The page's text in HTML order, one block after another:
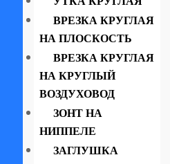
ВРЕЗКА КРУГЛАЯ
НА ПЛОСКОСТЬ
ВРЕЗКА КРУГЛАЯ
НА КРУГЛЫЙ
ВОЗДУХОВОД
ЗОНТ НА
НИППЕЛЕ
ЗАГЛУШКА